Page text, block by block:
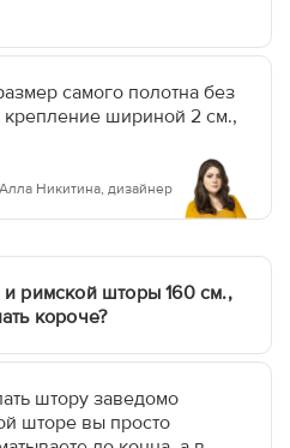
самого полотна без
шириной 2 см.,
Алла Никитина, дизайнер
римской шторы 160 см.,
короче?
штору заведомо
шторе вы просто